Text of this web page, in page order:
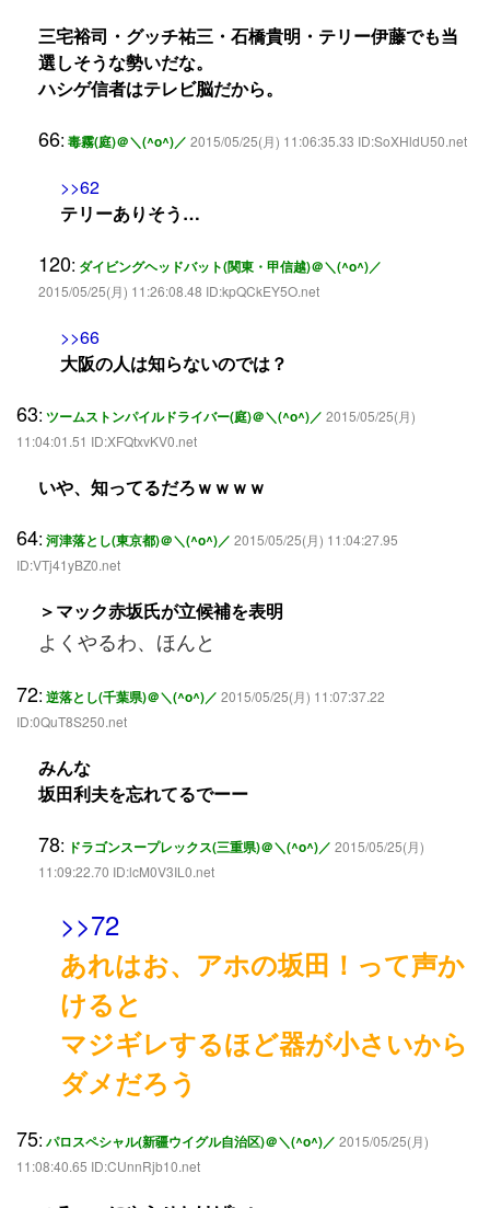
三宅裕司・グッチ祐三・石橋貴明・テリー伊藤でも当
選しそうな勢いだな。
ハシゲ信者はテレビ脳だから。
66: 毒霧(庭)＠＼(^o^)／ 2015/05/25(月) 11:06:35.33 ID:SoXHldU50.net
>>62
テリーありそう…
120: ダイビングヘッドバット(関東・甲信越)＠＼(^o^)／
2015/05/25(月) 11:26:08.48 ID:kpQCkEY5O.net
>>66
大阪の人は知らないのでは？
63: ツームストンパイルドライバー(庭)＠＼(^o^)／ 2015/05/25(月)
11:04:01.51 ID:XFQtxvKV0.net
いや、知ってるだろｗｗｗｗ
64: 河津落とし(東京都)＠＼(^o^)／ 2015/05/25(月) 11:04:27.95
ID:VTj41yBZ0.net
＞マック赤坂氏が立候補を表明
よくやるわ、ほんと
72: 逆落とし(千葉県)＠＼(^o^)／ 2015/05/25(月) 11:07:37.22
ID:0QuT8S250.net
みんな
坂田利夫を忘れてるでーー
78: ドラゴンスープレックス(三重県)＠＼(^o^)／ 2015/05/25(月)
11:09:22.70 ID:lcM0V3IL0.net
>>72
あれはお、アホの坂田！って声か
けると
マジギレするほど器が小さいから
ダメだろう
75: パロスペシャル(新疆ウイグル自治区)＠＼(^o^)／ 2015/05/25(月)
11:08:40.65 ID:CUnnRjb10.net